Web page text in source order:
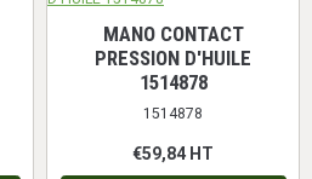
MANO CONTACT
PRESSION D'HUILE
1514878
1514878
€59,84 HT